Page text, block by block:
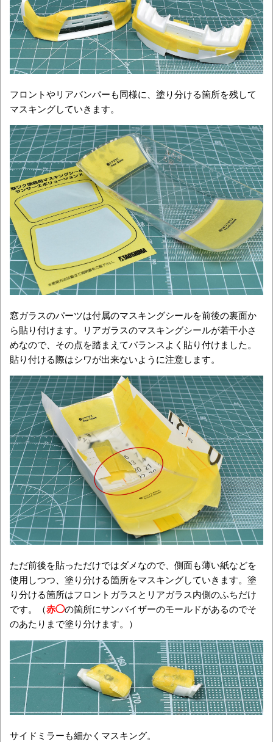
フロントやリアバンパーも同様に、塗り分ける箇所を残して
マスキングしていきます。
窓ガラスのパーツは付属のマスキングシールを前後の裏面か
ら貼り付けます。リアガラスのマスキングシールが若干小さ
めなので、その点を踏まえてバランスよく貼り付けました。
貼り付ける際はシワが出来ないように注意します。
ただ前後を貼っただけではダメなので、側面も薄い紙などを
使用しつつ、塗り分ける箇所をマスキングしていきます。塗
り分ける箇所はフロントガラスとリアガラス内側のふちだけ
です。（赤◯の箇所にサンバイザーのモールドがあるのでそ
のあたりまで塗り分けます。）
サイドミラーも細かくマスキング。